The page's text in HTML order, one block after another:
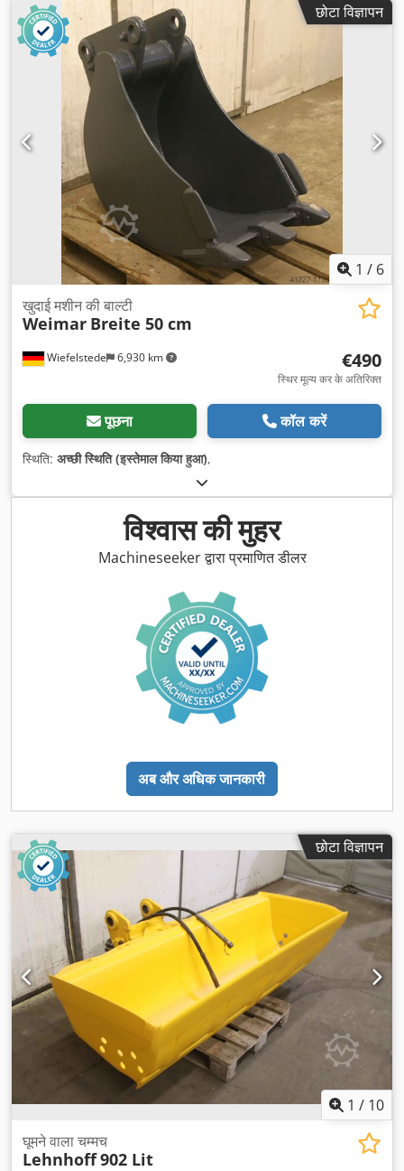
छोटा विज्ञापन
1 / 6
Wiefelstede 6,930 km
खुदाई मशीन की बाल्टी
Weimar Breite 50 cm
€490
स्थिर मूल्य कर के अतिरिक्त
पूछना कॉल करें
स्थिति: अच्छी स्थिति (इस्तेमाल किया हुआ),
विश्वास की मुहर
Machineseeker द्वारा प्रमाणित डीलर
अब और अधिक जानकारी
छोटा विज्ञापन
1 / 10
घूमने वाला चम्मच
Lehnhoff902 Lit